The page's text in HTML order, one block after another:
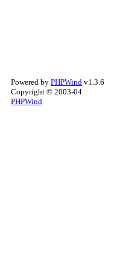
Powered by PHPWind v1.3.6
Copyright © 2003-04
PHPWind